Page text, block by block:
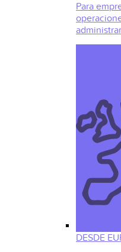
Para
DESDE